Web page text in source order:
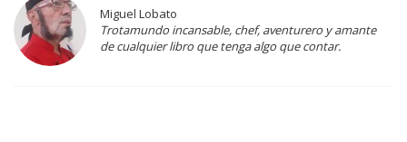
Miguel Lobato
Trotamundo incansable, chef, aventurero y amante
de cualquier libro que tenga algo que contar.